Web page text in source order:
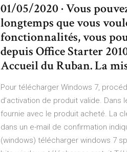
01/05/2020 · Vous
longtemps que vous
fonctionnalités, vous
depuis Office Starter
Accueil du Ruban. La
Pour télécharger Windows 7,
d’activation de produit valide.
fournie avec le produit acheté. La
dans un e-mail de confirmation
(windows) télécharger windows 7